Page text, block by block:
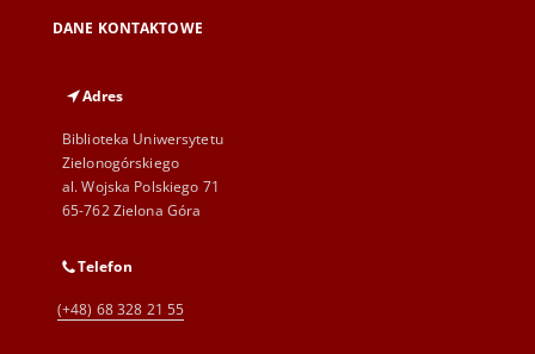
DANE KONTAKTOWE
Adres
Biblioteka Uniwersytetu
Zielonogórskiego
al. Wojska Polskiego 71
65-762 Zielona Góra
Telefon
(+48) 68 328 21 55